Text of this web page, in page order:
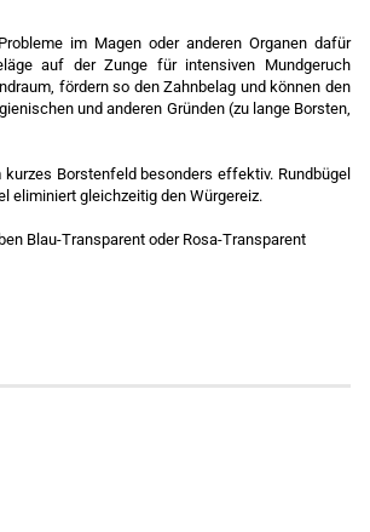
im Magen oder anderen Organen dafür
auf der Zunge für intensiven Mundgeruch
fördern so den Zahnbelag und können den
und anderen Gründen (zu lange Borsten,
Borstenfeld besonders effektiv. Rundbügel
eliminiert gleichzeitig den Würgereiz.
Blau-Transparent oder Rosa-Transparent